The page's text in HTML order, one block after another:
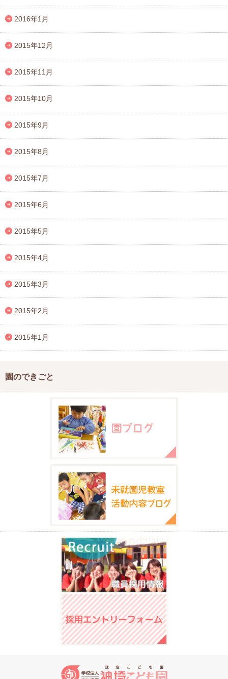
2016年1月
2015年12月
2015年11月
2015年10月
2015年9月
2015年8月
2015年7月
2015年6月
2015年5月
2015年4月
2015年3月
2015年2月
2015年1月
園のできごと